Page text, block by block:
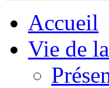
Accueil
Vie de